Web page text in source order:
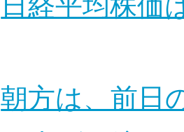
朝方は、前日